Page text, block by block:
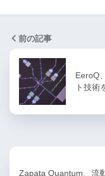
前の記事
EeroQ
ト技術
Zapata Quantum、流